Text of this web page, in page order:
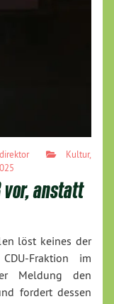
Kultur,
vor, anstatt
löst keines der
Fraktion im
Meldung den
fordert dessen